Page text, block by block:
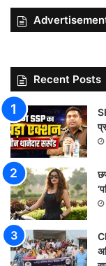
Recent Posts